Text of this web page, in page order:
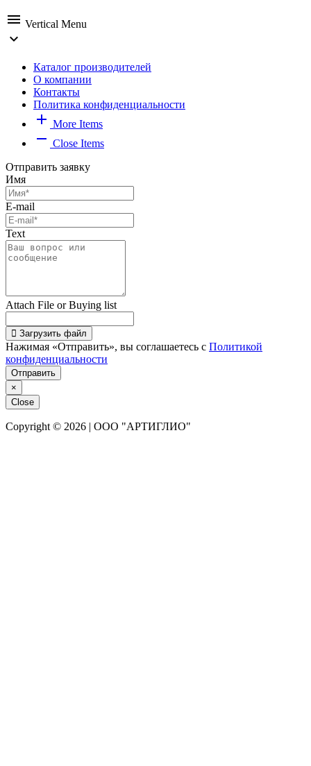
menu Vertical Menu
expand_more
Каталог производителей
О компании
Контакты
Политика конфиденциальности
add More Items
remove Close Items
Отправить заявку
Имя
E-mail
Text
Attach File or Buying list
Загрузить файл
Нажимая «Отправить», вы соглашаетесь с Политикой
конфиденциальности
Отправить
×
Close
Copyright © 2026 | ООО "АРТИГЛИО"